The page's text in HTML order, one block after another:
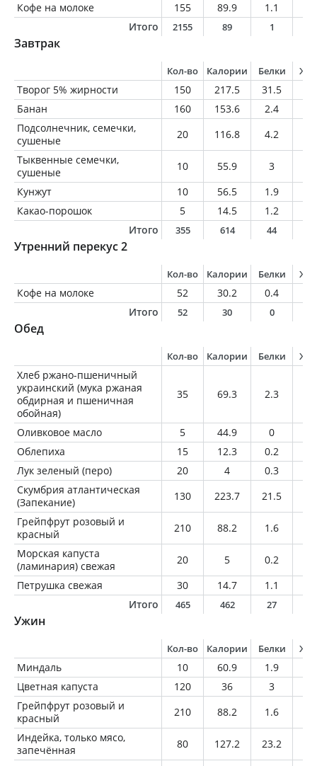
Кофе на молоке
155 89.9 1.1
Итого
2155 89 1
Завтрак
Кол-во Калории Белки
Творог 5% жирности 150 217.5 31.5
Банан
160 153.6 2.4
Подсолнечник, семечки,
сушеные
20 116.8 4.2
Тыквенные семечки,
сушеные
10 55.9 3
Кунжут
10 56.5 1.9
Какао-порошок
5 14.5 1.2
Итого
355 614 44
Утренний перекус 2
Кол-во Калории Белки
Кофе на молоке 52 30.2 0.4
Итого
52 30 0
Обед
Кол-во Калории Белки
Хлеб ржано-пшеничный
украинский (мука ржаная
обдирная и пшеничная
обойная)
35 69.3 2.3
Оливковое масло 5 44.9 0
Облепиха
15 12.3 0.2
Лук зеленый (перо)
20 4 0.3
Скумбрия атлантическая
(Запекание)
130 223.7 21.5
Грейпфрут розовый и
красный
210 88.2 1.6
Морская капуста
(ламинария) свежая
20 5 0.2
Петрушка свежая
30 14.7 1.1
Итого
465 462 27
Ужин
Кол-во Калории Белки
Миндаль 10 60.9 1.9
Цветная капуста
120 36 3
Грейпфрут розовый и
красный
210 88.2 1.6
Индейка, только мясо,
запечённая
80 127.2 23.2